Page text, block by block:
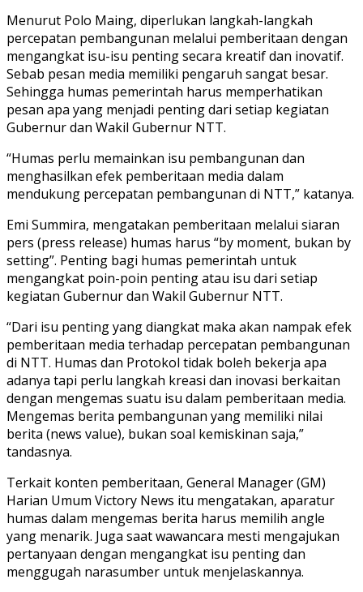
Menurut Polo Maing, diperlukan langkah-langkah
percepatan pembangunan melalui pemberitaan dengan
mengangkat isu-isu penting secara kreatif dan inovatif.
Sebab pesan media memiliki pengaruh sangat besar.
Sehingga humas pemerintah harus memperhatikan
pesan apa yang menjadi penting dari setiap kegiatan
Gubernur dan Wakil Gubernur NTT.
“Humas perlu memainkan isu pembangunan dan
menghasilkan efek pemberitaan media dalam
mendukung percepatan pembangunan di NTT,” katanya.
Emi Summira, mengatakan pemberitaan melalui siaran
pers (press release) humas harus “by moment, bukan by
setting”. Penting bagi humas pemerintah untuk
mengangkat poin-poin penting atau isu dari setiap
kegiatan Gubernur dan Wakil Gubernur NTT.
“Dari isu penting yang diangkat maka akan nampak efek
pemberitaan media terhadap percepatan pembangunan
di NTT. Humas dan Protokol tidak boleh bekerja apa
adanya tapi perlu langkah kreasi dan inovasi berkaitan
dengan mengemas suatu isu dalam pemberitaan media.
Mengemas berita pembangunan yang memiliki nilai
berita (news value), bukan soal kemiskinan saja,”
tandasnya.
Terkait konten pemberitaan, General Manager (GM)
Harian Umum Victory News itu mengatakan, aparatur
humas dalam mengemas berita harus memilih angle
yang menarik. Juga saat wawancara mesti mengajukan
pertanyaan dengan mengangkat isu penting dan
menggugah narasumber untuk menjelaskannya.